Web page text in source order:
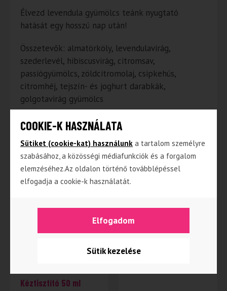
Élvezd levendula gyümölcs teánk nyugtató
hatását egy hosszú nap után!
Összetevők: almatörköly, levendulavirág,
szederlevél, hibiscusvirág, citromsav,
passiógyümölcs, zöldcitromolaj, csipkehús,
citromhéj, tejszín- és joghurt darabkák,
golgotavirág gyümölcs
Kapcsolódó termékek
Kéztisztító 50 ml
COOKIE-K HASZNÁLATA
Sütiket (cookie-kat) használunk a tartalom személyre
szabásához, a közösségi médiafunkciók és a forgalom
elemzéséhez.Az oldalon történő továbblépéssel
elfogadja a cookie-k használatát.
Sütik kezelése
Elfogadom